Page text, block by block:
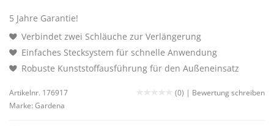
5 Jahre Garantie!
Verbindet zwei Schläuche zur Verlängerung
Einfaches Stecksystem für schnelle Anwendung
Robuste Kunststoffausführung für den Außeneinsatz
Artikelnr. 176917 (0) | Bewertung schreiben
Marke: Gardena